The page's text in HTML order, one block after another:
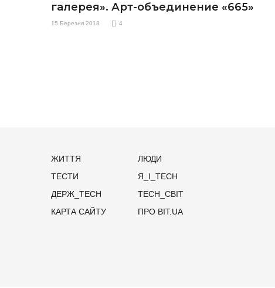
галерея». Арт-объединение «665»
15 Березня 2018 4
ЖИТТЯ
ЛЮДИ
ТЕСТИ
Я_І_TECH
ДЕРЖ_TECH
TECH_СВІТ
КАРТА САЙТУ
ПРО BIT.UA